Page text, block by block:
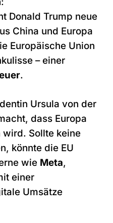
Donald Trump neue
China und Europa
Europäische Union
– einer
.
Ursula von der
dass Europa
wird. Sollte keine
könnte die EU
wie Meta,
einer
Umsätze